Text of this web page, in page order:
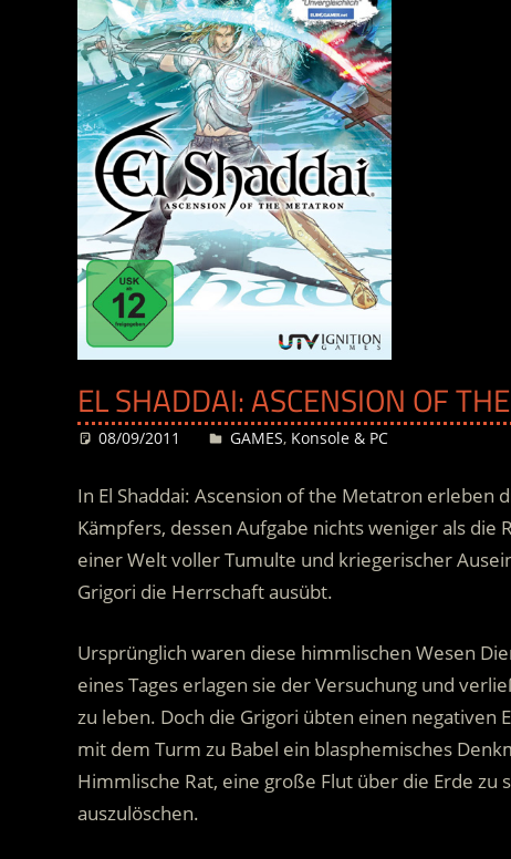
EL SHADDAI: ASCENSION OF
08/09/2011 Desiree
GAMES, Konsole & PC
In El Shaddai: Ascension of the Metatron erleben
Kämpfers, dessen Aufgabe nichts weniger als die
einer Welt voller Tumulte und kriegerischer
Grigori die Herrschaft ausübt.
Ursprünglich waren diese himmlischen Wesen
eines Tages erlagen sie der Versuchung und
zu leben. Doch die Grigori übten einen negativen
mit dem Turm zu Babel ein blasphemisches
Himmlische Rat, eine große Flut über die Erde zu
auszulöschen.